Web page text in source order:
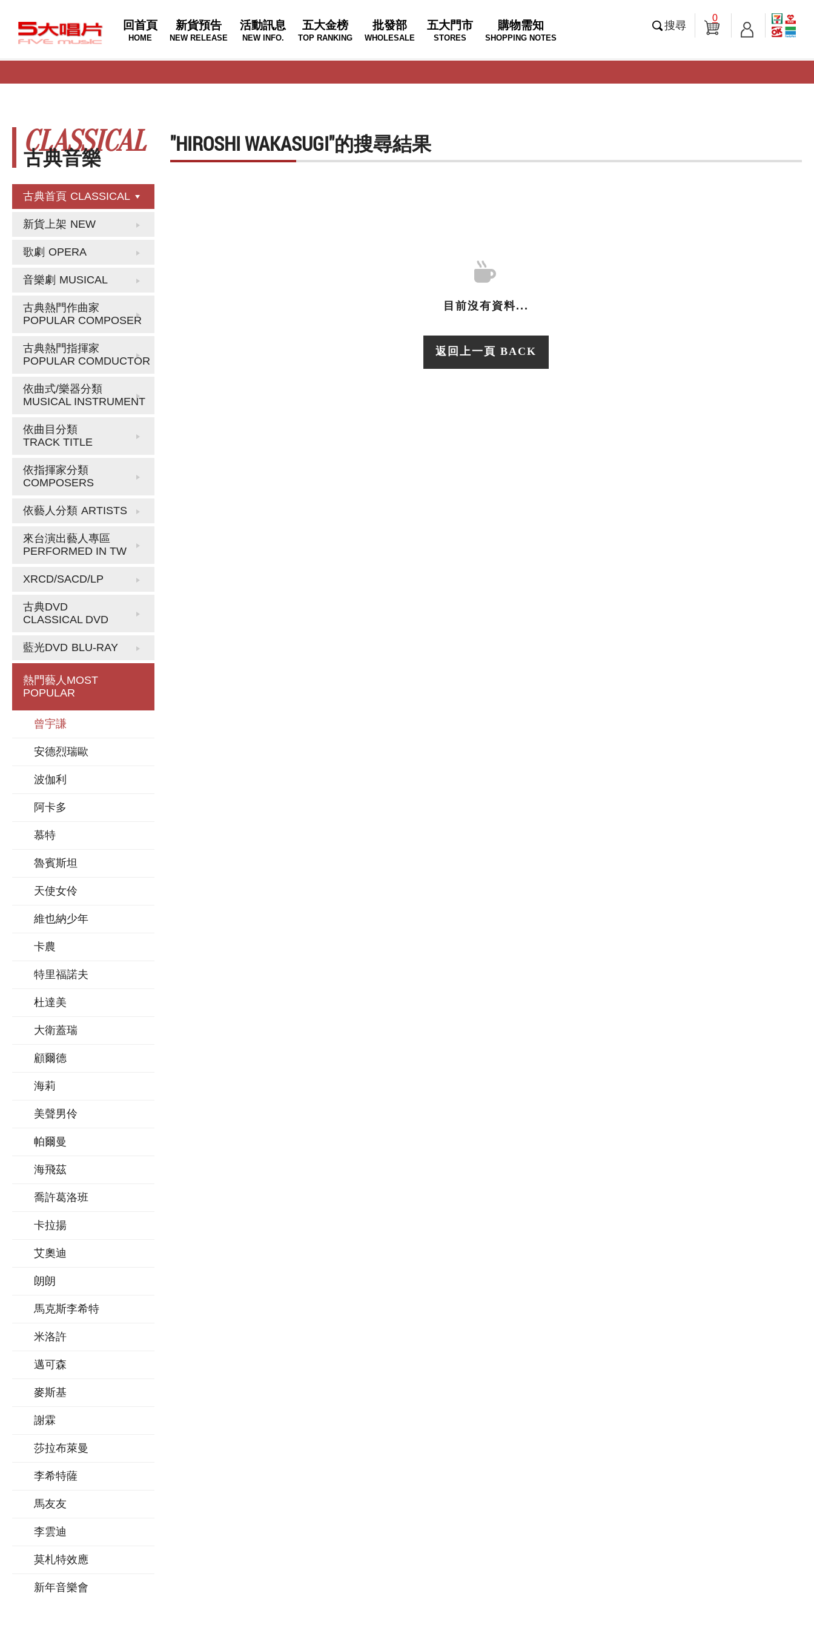
回首頁
HOME
新貨預告
NEW RELEASE
活動訊息
NEW INFO.
五大金榜
TOP RANKING
批發部
WHOLESALE
五大門市
STORES
購物需知
SHOPPING NOTES
搜尋
0
古典音樂
CLASSICAL
古典首頁 CLASSICAL
新貨上架 NEW
歌劇 OPERA
音樂劇 MUSICAL
古典熱門作曲家
POPULAR COMPOSER
古典熱門指揮家
POPULAR COMDUCTOR
依曲式/樂器分類
MUSICAL INSTRUMENT
依曲目分類
TRACK TITLE
依指揮家分類
COMPOSERS
依藝人分類 ARTISTS
來台演出藝人專區
PERFORMED IN TW
XRCD/SACD/LP
古典DVD
CLASSICAL DVD
藍光DVD BLU-RAY
熱門藝人 MOST
POPULAR
曾宇謙
安德烈瑞歐
波伽利
阿卡多
慕特
魯賓斯坦
天使女伶
維也納少年
卡農
特里福諾夫
杜達美
大衛蓋瑞
顧爾德
海莉
美聲男伶
帕爾曼
海飛茲
喬許葛洛班
卡拉揚
艾奧迪
朗朗
馬克斯李希特
米洛許
邁可森
麥斯基
謝霖
莎拉布萊曼
李希特薩
馬友友
李雲迪
莫札特效應
新年音樂會
"HIROSHI WAKASUGI"的搜尋結果
目前沒有資料...
返回上一頁 BACK